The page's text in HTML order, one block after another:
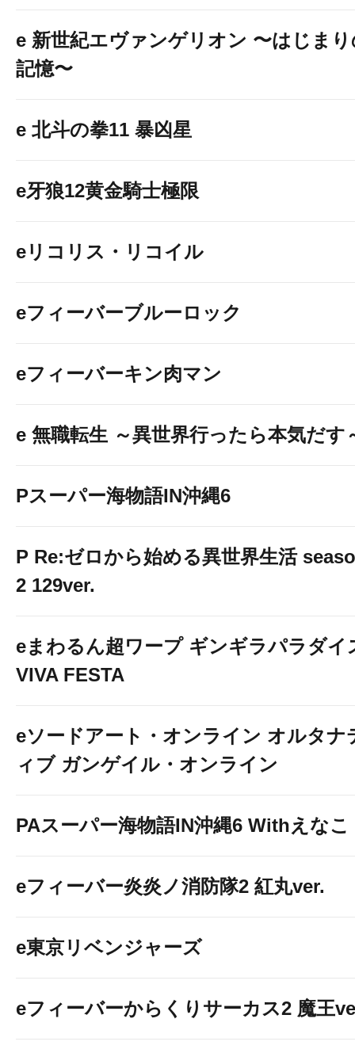
e 新世紀エヴァンゲリオン 〜はじま
記憶〜
e 北斗の拳11 暴凶星
e牙狼12黄金騎士極限
eリコリス・リコイル
eフィーバーブルーロック
eフィーバーキン肉マン
e 無職転生 ～異世界行ったら本気だす
Pスーパー海物語IN沖縄6
P Re:ゼロから始める異世界生活
2 129ver.
eまわるん超ワープ ギンギラパラダイ
VIVA FESTA
eソードアート・オンライン オルタナ
ィブ ガンゲイル・オンライン
PAスーパー海物語IN沖縄6 Withえなこ
eフィーバー炎炎ノ消防隊2 紅丸ver.
e東京リベンジャーズ
eフィーバーからくりサーカス2 魔王